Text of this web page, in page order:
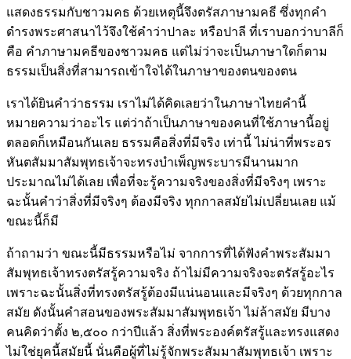
แสดงธรรมกับชาวมคธ ด้วยเหตุนี้จึงตรัสภาษามคธี ซึ่งทุกคำ
ดำรงพระศาสนาไว้จึงใช้คำว่าปาละ หรือปาลี ที่เราบอกว่าบาลีก็
คือ คำภาษามคธีของชาวมคธ แต่ไม่ว่าจะเป็นภาษาใดก็ตาม
ธรรมเป็นสิ่งที่สามารถเข้าใจได้ในภาษาของตนของตน
เราได้ยินคำว่าธรรม เราไม่ได้คิดเลยว่าในภาษาไทยคำนี้
หมายความว่าอะไร แต่ว่าถ้าเป็นภาษาของคนที่ใช้ภาษานี้อยู่
ตลอดก็เหมือนกันเลย ธรรมคือสิ่งที่มีจริง เท่านี้ ไม่น่าที่พระอร
หันตสัมมาสัมพุทธเจ้าจะทรงบำเพ็ญพระบารมีนานมาก
ประมาณไม่ได้เลย เพื่อที่จะรู้ความจริงของสิ่งที่มีจริงๆ เพราะ
ฉะนั้นคำว่าสิ่งที่มีจริงๆ ต้องมีจริง ทุกกาลสมัยไม่เปลี่ยนเลย แม้
ขณะนี้ก็มี
ถ้าถามว่า ขณะนี้มีธรรมหรือไม่ จากการที่ได้ฟังคำพระสัมมา
สัมพุทธเจ้าทรงตรัสรู้ความจริง ถ้าไม่มีความจริงจะตรัสรู้อะไร
เพราะฉะนั้นสิ่งที่ทรงตรัสรู้ต้องมีแน่นอนและมีจริงๆ ด้วยทุกกาล
สมัย ดังนั้นคำสอนของพระสัมมาสัมพุทธเจ้า ไม่ล้าสมัย มีบาง
คนคิดว่าตั้ง ๒,๕๐๐ กว่าปีแล้ว สิ่งที่พระองค์ตรัสรู้และทรงแสดง
ไม่ใช่ยุคนี้สมัยนี้ นั่นคือผู้ที่ไม่รู้จักพระสัมมาสัมพุทธเจ้า เพราะ